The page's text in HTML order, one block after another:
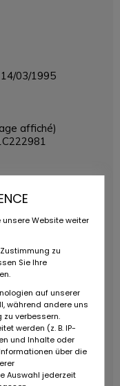
03/1995
affiché)
non
d’origine avec
arrière
porte passager
état honnête
quelques années
unsere Website weiter
zu
Sie Ihre
auf unserer
während andere uns
zu verbessern.
werden (z. B. IP-
und Inhalte oder
über die
Auswahl jederzeit